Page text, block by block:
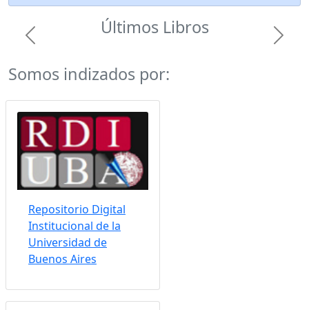
Últimos Libros
Previous Next
Somos indizados por:
Repositorio Digital
Institucional de la
Universidad de
Buenos Aires